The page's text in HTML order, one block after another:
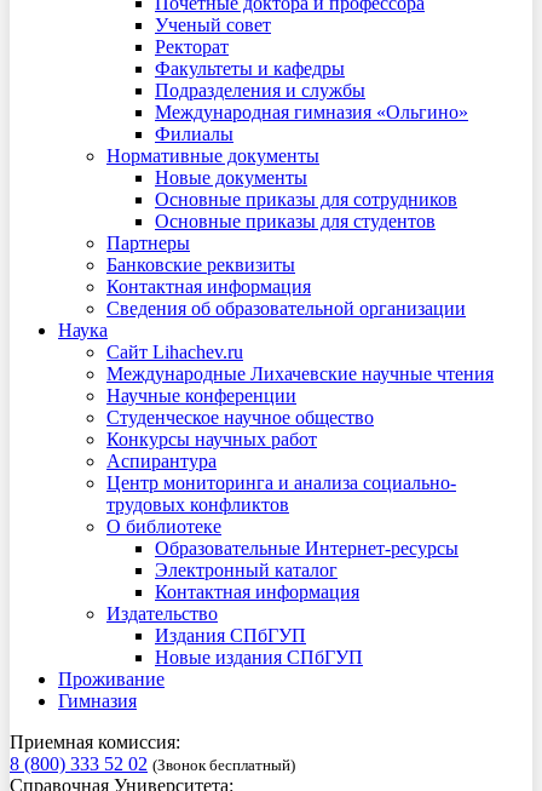
Ученый совет
Ректорат
Факультеты и кафедры
Подразделения и службы
Международная гимназия «Ольгино»
Филиалы
Нормативные документы
Новые документы
Основные приказы для сотрудников
Основные приказы для студентов
Партнеры
Банковские реквизиты
Контактная информация
Сведения об образовательной организации
Наука
Сайт Lihachev.ru
Международные Лихачевские научные чтения
Научные конференции
Студенческое научное общество
Конкурсы научных работ
Аспирантура
Центр мониторинга и анализа социально-
трудовых конфликтов
О библиотеке
Образовательные Интернет-ресурсы
Электронный каталог
Контактная информация
Издательство
Издания СПбГУП
Новые издания СПбГУП
Проживание
Гимназия
Приемная комиссия:
8 (800) 333 52 02 (Звонок бесплатный)
Справочная Университета: